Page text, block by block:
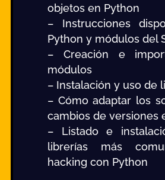
objetos en Python
– Instrucciones
Python y módulos del
– Creación e
módulos
– Instalación y uso de
– Cómo adaptar los
cambios de versiones
– Listado e
librerías más
hacking con Python